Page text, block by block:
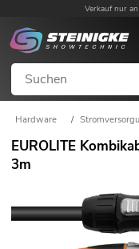
Verkauf nur
Hardware /
EUROLITE
3m